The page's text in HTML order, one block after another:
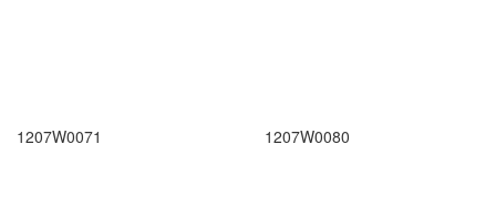
1207W0071 1207W0080